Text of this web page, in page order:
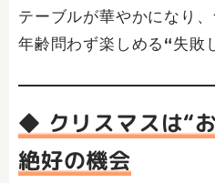
テーブルが華やかになり、
年齢問わず楽しめる“失
◆ クリスマスは“
絶好の機会